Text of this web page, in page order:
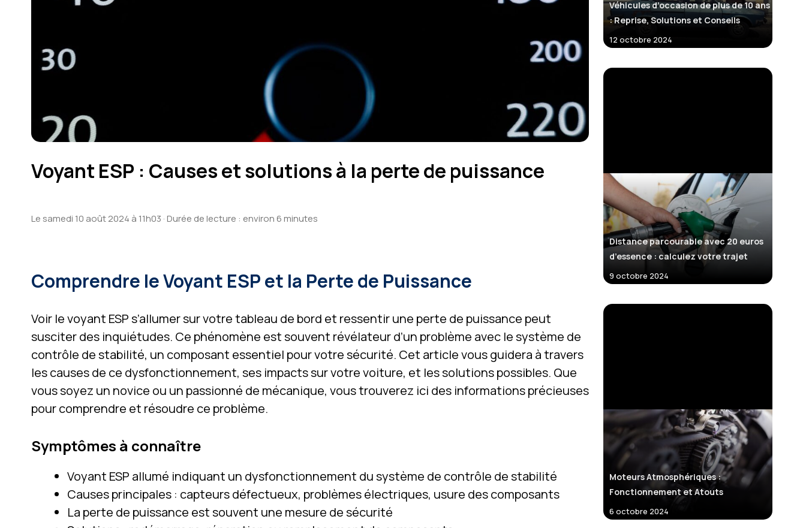
Voyant ESP : Causes et solutions à la perte de puissance
Le samedi 10 août 2024 à 11h03 · Durée de lecture : environ 6 minutes
Comprendre le Voyant ESP et la Perte de Puissance
Voir le voyant ESP s’allumer sur votre tableau de bord et ressentir une perte de puissance peut
susciter des inquiétudes. Ce phénomène est souvent révélateur d’un problème avec le système de
contrôle de stabilité, un composant essentiel pour votre sécurité. Cet article vous guidera à travers
les causes de ce dysfonctionnement, ses impacts sur votre voiture, et les solutions possibles. Que
vous soyez un novice ou un passionné de mécanique, vous trouverez ici des informations précieuses
pour comprendre et résoudre ce problème.
Symptômes à connaître
Voyant ESP allumé indiquant un dysfonctionnement du système de contrôle de stabilité
Causes principales : capteurs défectueux, problèmes électriques, usure des composants
La perte de puissance est souvent une mesure de sécurité
Véhicules d’occasion de plus de 10 ans
: Reprise, Solutions et Conseils
12 octobre 2024
Distance parcourable avec 20 euros
d’essence : calculez votre trajet
9 octobre 2024
Moteurs Atmosphériques :
Fonctionnement et Atouts
6 octobre 2024